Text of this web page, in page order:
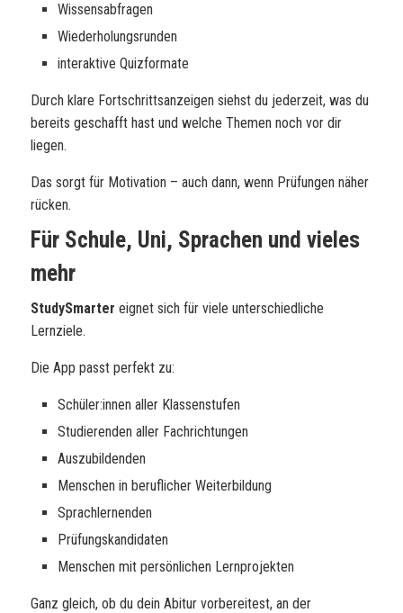
Wissensabfragen
Wiederholungsrunden
interaktive Quizformate
Durch klare Fortschrittsanzeigen siehst du jederzeit, was du
bereits geschafft hast und welche Themen noch vor dir
liegen.
Das sorgt für Motivation – auch dann, wenn Prüfungen näher
rücken.
Für Schule, Uni, Sprachen und vieles
mehr
StudySmarter eignet sich für viele unterschiedliche
Lernziele.
Die App passt perfekt zu:
Schüler:innen aller Klassenstufen
Studierenden aller Fachrichtungen
Auszubildenden
Menschen in beruflicher Weiterbildung
Sprachlernenden
Prüfungskandidaten
Menschen mit persönlichen Lernprojekten
Ganz gleich, ob du dein Abitur vorbereitest, an der